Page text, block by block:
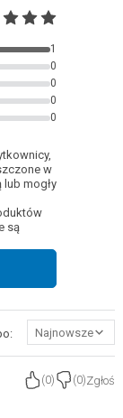
1
0
0
0
0
w
mogły
są
Najnowsze
(0) (0)Zgłoś